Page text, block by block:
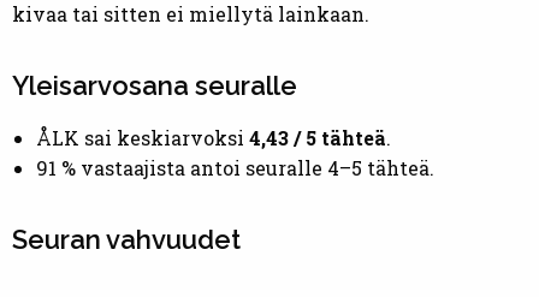
kivaa tai sitten ei miellytä lainkaan.
Yleisarvosana seuralle
ÅLK sai keskiarvoksi 4,43 / 5 tähteä.
91 % vastaajista antoi seuralle 4–5 tähteä.
Seuran vahvuudet